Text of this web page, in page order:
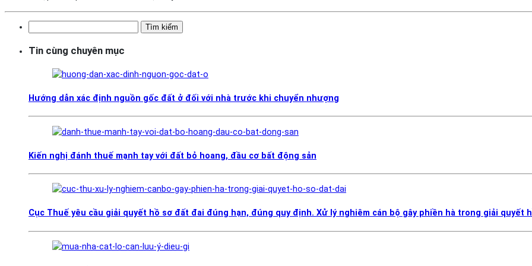
cho:
Tin cùng chuyên mục
Hướng dẫn xác định nguồn gốc đất ở đối với nhà trước khi chuyển nhượng
Kiến nghị đánh thuế mạnh tay với đất bỏ hoang, đầu cơ bất động sản
Cục Thuế yêu cầu giải quyết hồ sơ đất đai đúng hạn, đúng quy định. Xử lý nghiêm cán bộ gây phiền hà trong giải quyết